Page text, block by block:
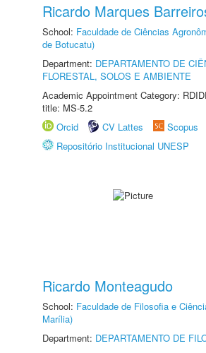
Ricardo Marques
School: Faculdade de Ciências
de Botucatu)
Department: DEPARTAMENTO DE
FLORESTAL, SOLOS E AMBIENTE
Academic Appointment Category:
title: MS-5.2
Orcid
CV Lattes Scopus
Repositório Institucional UNESP
Ricardo Monteagudo
School: Faculdade de Filosofia e
Marília)
Department: DEPARTAMENTO DE